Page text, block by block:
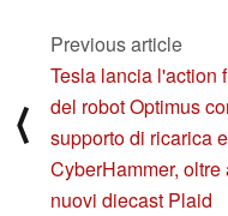
⟨
Previous article
Tesla lancia l'action
del robot Optimus
supporto di ricarica e
CyberHammer, oltre
nuovi diecast Plaid